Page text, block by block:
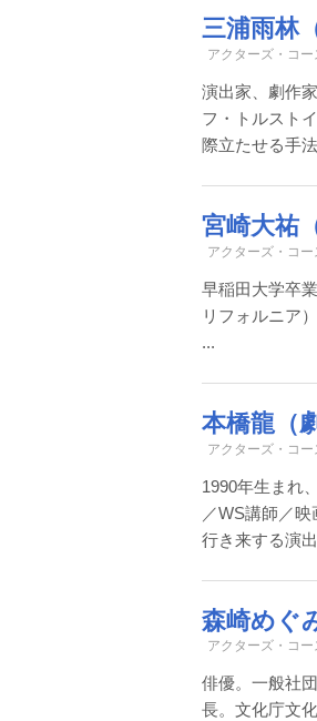
三浦雨林
アクターズ・コー
演出家、劇作
フ・トルスト
際立たせる手
宮崎大祐
アクターズ・コー
早稲田大学卒
リフォルニア
...
本橋龍（
アクターズ・コー
1990年生まれ
／WS講師／
行き来する演
森崎めぐ
アクターズ・コー
俳優。一般社
長。文化庁文